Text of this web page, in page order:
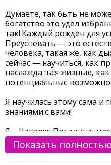
Думаете, так быть не
богатство это удел
так! Каждый рожден для
Преуспевать — это
человека, такая же, как
сейчас — научиться, как
наслаждаться жизнью,
потенциальные
Я научилась этому сама и
знаниями с вами!
Я – Наталия Правдина,
по позитивной психологии,
Показать полностью